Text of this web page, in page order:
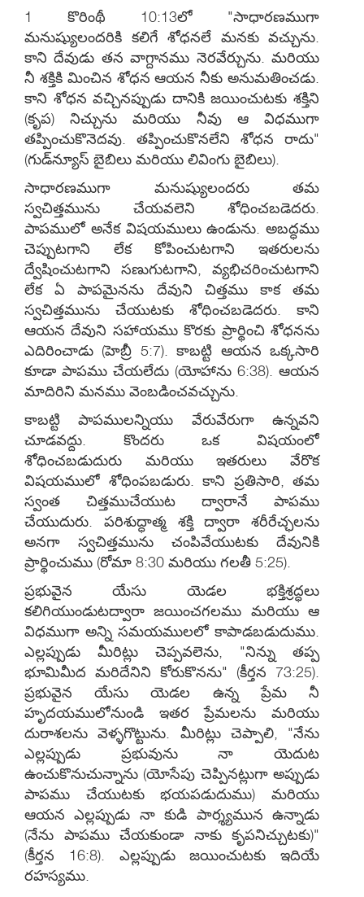
1 కొరింథీ 10:13లో "సాధారణముగా
మనుష్యులందరికి కలిగే శోధనలే మనకు వచ్చును.
కాని దేవుడు తన వాగ్దానము నెరవేర్చును. మరియు
నీ శక్తికి మించిన శోధన ఆయన నీకు అనుమతించడు.
కాని శోధన వచ్చినప్పుడు దానికి జయించుటకు శక్తిని
(కృప) నిచ్చును మరియు నీవు ఆ విధముగా
తప్పించుకొనెదవు. తప్పించుకొనలేని శోధన రాదు"
(గుడ్‍న్యూస్ బైబిలు మరియు లివింగు బైబిలు).
సాధారణముగా మనుష్యులందరు తమ
స్వచిత్తమును చేయవలెని శోధించబడెదరు.
పాపములో అనేక విషయములు ఉండును. అబద్ధము
చెప్పుటగాని లేక కోపించుటగాని ఇతరులను
ద్వేషించుటగాని సణుగుటగాని, వ్యభిచరించుటగాని
లేక ఏ పాపమైనను దేవుని చిత్తము కాక తమ
స్వచిత్తమును చేయుటకు శోధించబడెదరు. కాని
ఆయన దేవుని సహాయము కొరకు ప్రార్థించి శోధనను
ఎదిరించాడు (హెబ్రీ 5:7). కాబట్టి ఆయన ఒక్కసారి
కూడా పాపము చేయలేదు (యోహాను 6:38). ఆయన
మాదిరిని మనము వెంబడించవచ్చును.
కాబట్టి పాపములన్నియు వేరువేరుగా ఉన్నవని
చూడవద్దు. కొందరు ఒక విషయంలో
శోధించబడుదురు మరియు ఇతరులు వేరొక
విషయములో శోధింపబడురు. కాని ప్రతిసారి, తమ
స్వంత చిత్తముచేయుట ద్వారానే పాపము
చేయుదురు. పరిశుద్ధాత్మ శక్తి ద్వారా శరీరేచ్ఛలను
అనగా స్వచిత్తమును చంపివేయుటకు దేవునికి
ప్రార్థించుము (రోమా 8:30 మరియు గలతీ 5:25).
ప్రభువైన యేసు యెడల భక్తిశ్రద్ధలు
కలిగియుండుటద్వారా జయించగలము మరియు ఆ
విధముగా అన్ని సమయములలో కాపాడబడుదుము.
ఎల్లప్పుడు మీరిట్లు చెప్పవలెను, "నిన్ను తప్ప
భూమిమీద మరిదేనిని కోరుకొనను" (కీర్తన 73:25).
ప్రభువైన యేసు యెడల ఉన్న ప్రేమ నీ
హృదయములోనుండి ఇతర ప్రేమలను మరియు
దురాశలను వెళ్ళగొట్టును. మీరిట్లు చెప్పాలి, "నేను
ఎల్లప్పుడు ప్రభువును నా యెదుట
ఉంచుకొనుచున్నాను (యోసేపు చెప్పినట్లుగా అప్పుడు
పాపము చేయుటకు భయపడుదుము) మరియు
ఆయన ఎల్లప్పుడు నా కుడి పార్శ్యమున ఉన్నాడు
(నేను పాపము చేయకుండా నాకు కృపనిచ్చుటకు)"
(కీర్తన 16:8). ఎల్లప్పుడు జయించుటకు ఇదియే
రహస్యము.